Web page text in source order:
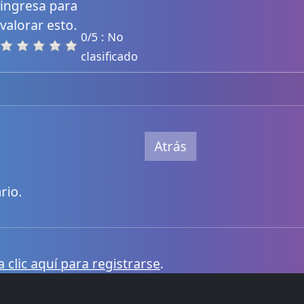
ingresa para
valorar esto.
0/5 : No
clasificado
Atrás
clic aquí para registrarse.